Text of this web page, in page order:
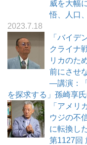
威を大幅
悟、人口
2023.7.18
「バイデ
クライナ
リカのた
前にさせ
―講演：
を探求する」孫崎享
「アメリ
ウジの不
に転換し
第1127回